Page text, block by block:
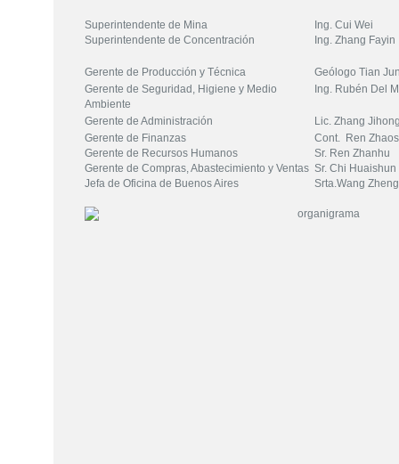
Superintendente de Mina
Ing. Cui Wei
Superintendente de Concentración
Ing. Zhang Fayin
Gerente de Producción y Técnica
Geólogo Tian
Gerente de Seguridad, Higiene y Medio
Ambiente
Ing. Rubén
Gerente de Administración
Lic. Zhang
Gerente de Finanzas
Cont. Ren
Gerente de Recursos Humanos
Sr. Ren Zhanhu
Gerente de Compras, Abastecimiento y Ventas Sr. Chi
Jefa de Oficina de Buenos Aires
Srta.Wang